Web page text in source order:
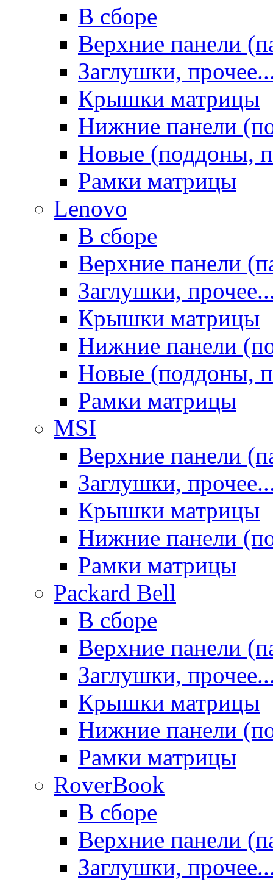
В сборе
Верхние панели
Заглушки,
Крышки матрицы
Нижние панели
Новые (поддоны,
Рамки матрицы
Lenovo
В сборе
Верхние панели
Заглушки,
Крышки матрицы
Нижние панели
Новые (поддоны,
Рамки матрицы
MSI
Верхние панели
Заглушки,
Крышки матрицы
Нижние панели
Рамки матрицы
Packard Bell
В сборе
Верхние панели
Заглушки,
Крышки матрицы
Нижние панели
Рамки матрицы
RoverBook
В сборе
Верхние панели
Заглушки,